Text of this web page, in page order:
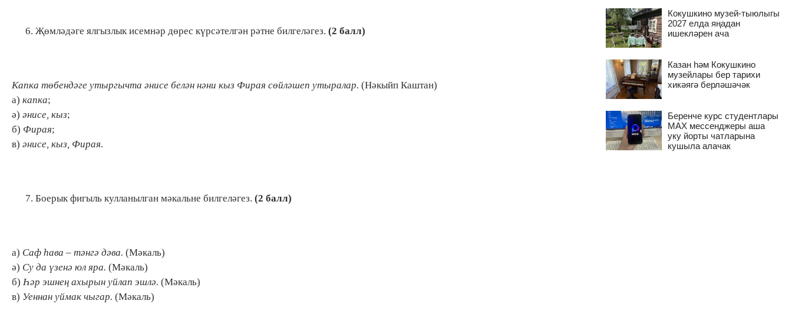
Җөмләдәге ялгызлык исемнәр дөрес күрсәтелгән рәтне билгеләгез. (2 балл)
Капка төбендәге утыргычта әнисе белән нәни кыз Фирая сөйләшеп утыралар. (Нәкыйп Каштан)
а) капка;
ә) әнисе, кыз;
б) Фирая;
в) әнисе, кыз, Фирая.
Боерык фигыль кулланылган мәкальне билгеләгез. (2 балл)
а) Саф һава – тәнгә дәва. (Мәкаль)
ә) Су да үзенә юл яра. (Мәкаль)
б) Һәр эшнең ахырын уйлап эшлә. (Мәкаль)
в) Уеннан уймак чыгар. (Мәкаль)
Кокушкино музей-тыюлыгы
2027 елда яңадан
ишекләрен ача
Казан һәм Кокушкино
музейлары бер тарихи
хикәягә берләшәчәк
Беренче курс студентлары
MAX мессенджеры аша
уку йорты чатларына
кушыла алачак